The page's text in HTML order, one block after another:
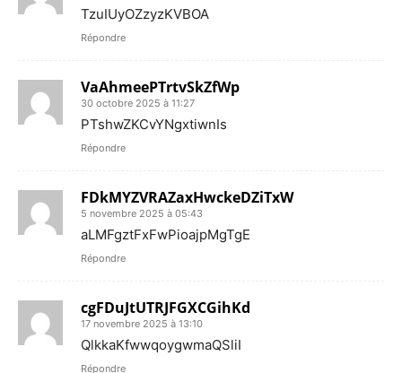
TzuIUyOZzyzKVBOA
Répondre
VaAhmeePTrtvSkZfWp
30 octobre 2025 à 11:27
PTshwZKCvYNgxtiwnIs
Répondre
FDkMYZVRAZaxHwckeDZiTxW
5 novembre 2025 à 05:43
aLMFgztFxFwPioajpMgTgE
Répondre
cgFDuJtUTRJFGXCGihKd
17 novembre 2025 à 13:10
QlkkaKfwwqoygwmaQSliI
Répondre